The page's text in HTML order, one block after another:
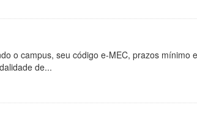
o campus, seu código e-MEC, prazos mínimo
de...